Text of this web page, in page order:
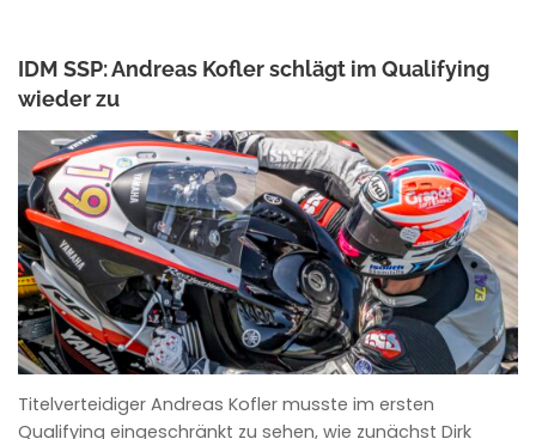
IDM SSP: Andreas Kofler schlägt im Qualifying
wieder zu
ANKE WIECZOREK
Titelverteidiger Andreas Kofler musste im ersten
Qualifying eingeschränkt zu sehen, wie zunächst Dirk